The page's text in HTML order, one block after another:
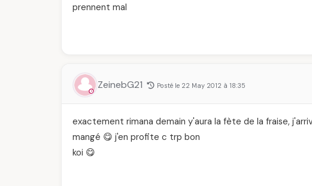
prennent mal
ZeinebG21 Posté le 22 May 2012 à 18:35
exactement rimana demain y'aura la fète de la fraise,
mangé 😋 j'en profite c trp bon
koi 😋